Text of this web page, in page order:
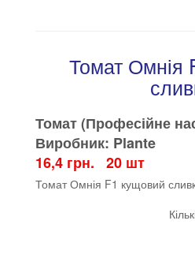
Томат Омнія
Томат (Професійне
Виробник: Plante
16,4 грн. 20 шт
Томат Омнія F1 кущовий